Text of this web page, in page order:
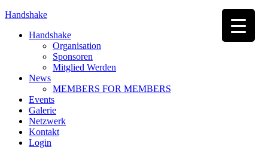
Handshake
Handshake
Organisation
Sponsoren
Mitglied Werden
News
MEMBERS FOR MEMBERS
Events
Galerie
Netzwerk
Kontakt
Login